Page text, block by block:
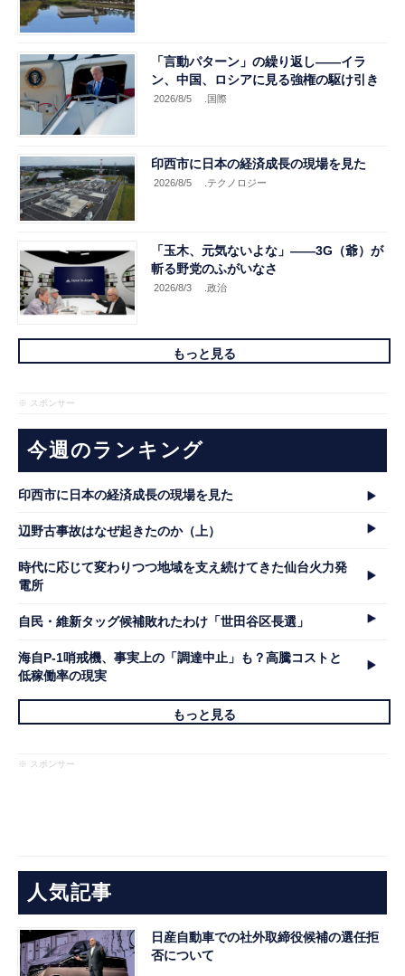
「言動パターン」の繰り返し――イラ
ン、中国、ロシアに見る強権の駆け引き
2026/8/5 .国際
印西市に日本の経済成長の現場を見た
2026/8/5 .テクノロジー
「玉木、元気ないよな」――3G（爺）が
斬る野党のふがいなさ
2026/8/3 .政治
もっと見る
※ スポンサー
今週のランキング
印西市に日本の経済成長の現場を見た
辺野古事故はなぜ起きたのか（上）
時代に応じて変わりつつ地域を支え続けてきた仙台火力発
電所
自民・維新タッグ候補敗れたわけ「世田谷区長選」
海自P-1哨戒機、事実上の「調達中止」も？高騰コストと
低稼働率の現実
もっと見る
※ スポンサー
人気記事
日産自動車での社外取締役候補の選任拒
否について